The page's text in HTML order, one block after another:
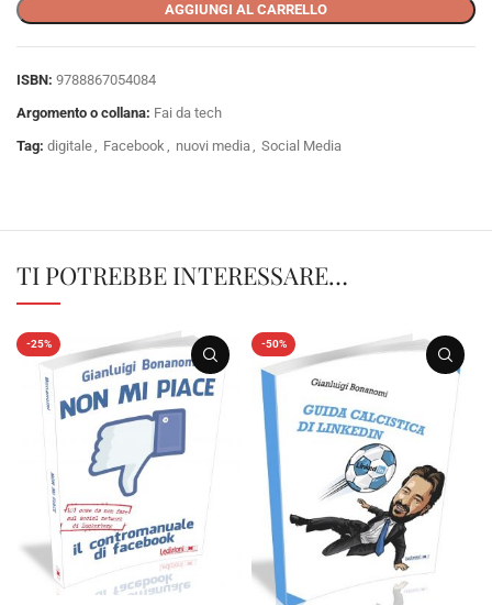
AGGIUNGI AL CARRELLO
ISBN: 9788867054084
Argomento o collana: Fai da tech
Tag: digitale, Facebook, nuovi media, Social Media
TI POTREBBE INTERESSARE…
-25% -50%